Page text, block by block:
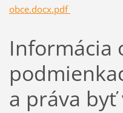
obce.docx.pdf
Informácia
a práva byť